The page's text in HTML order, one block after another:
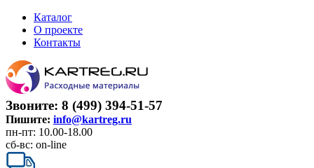
Каталог
О проекте
Контакты
Звоните: 8 (499) 394-51-57
Пишите: info@kartreg.ru
пн-пт: 10.00-18.00
сб-вс: on-line